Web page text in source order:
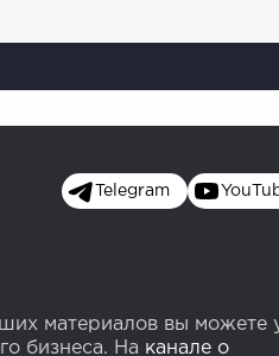
Telegram
материалов вы можете
бизнеса. На канале о